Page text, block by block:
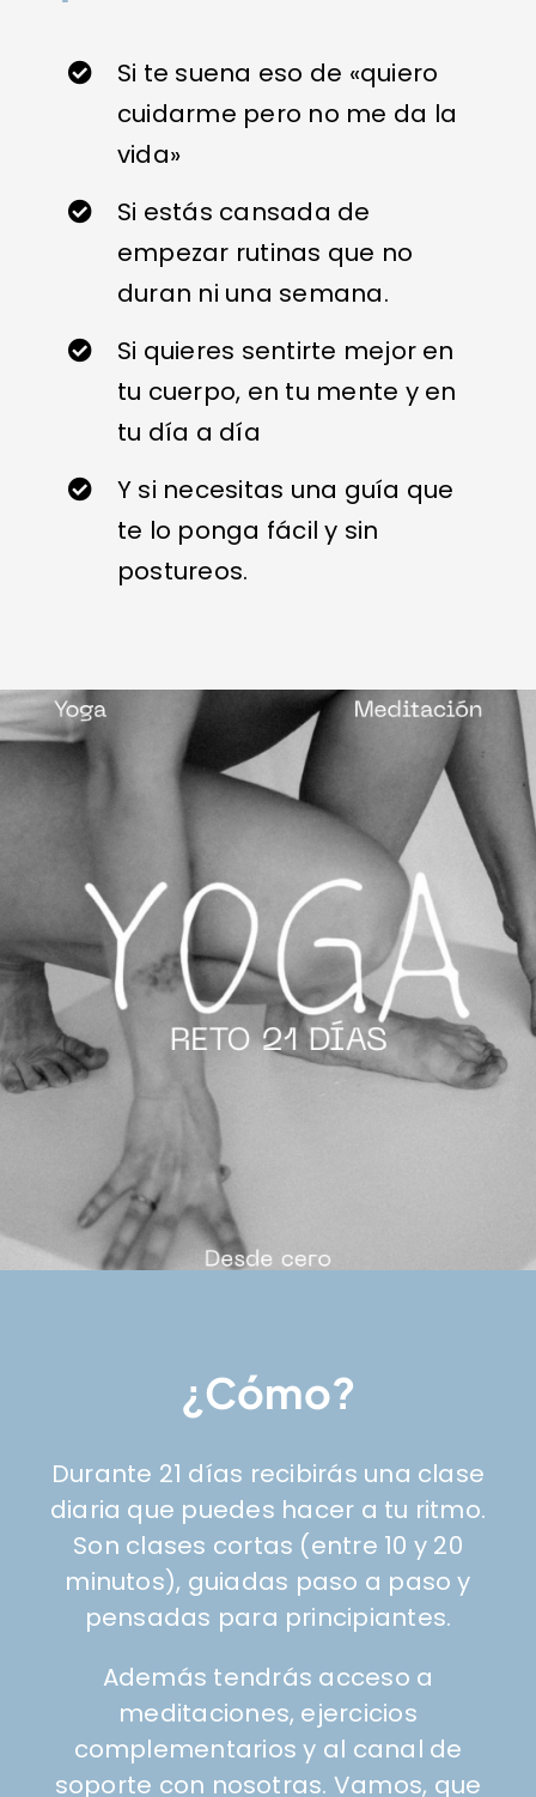
Si te suena eso de «quiero
cuidarme pero no me da la
vida»
Si estás cansada de
empezar rutinas que no
duran ni una semana.
Si quieres sentirte mejor en
tu cuerpo, en tu mente y en
tu día a día
Y si necesitas una guía que
te lo ponga fácil y sin
postureos.
¿Cómo?
Durante 21 días recibirás una clase
diaria que puedes hacer a tu ritmo.
Son clases cortas (entre 10 y 20
minutos), guiadas paso a paso y
pensadas para principiantes.
Además tendrás acceso a
meditaciones, ejercicios
complementarios y al canal de
soporte con nosotras. Vamos, que